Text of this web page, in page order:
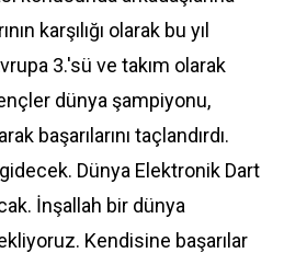
karşılığı olarak bu yıl
3.'sü ve takım olarak
dünya şampiyonu,
başarılarını taçlandırdı.
Dünya Elektronik Dart
İnşallah bir dünya
Kendisine başarılar